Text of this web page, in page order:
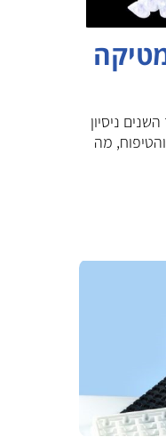
ניסיון
מה